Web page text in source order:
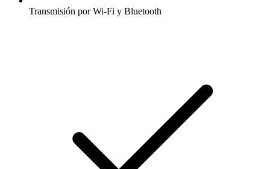
Transmisión por Wi-Fi y Bluetooth